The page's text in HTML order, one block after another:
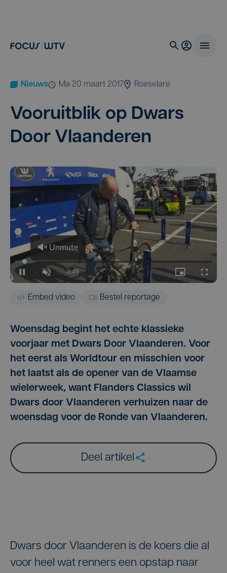
Nieuws ma 20 maart 2017 Roeselare
Voor­uit­blik op Dwars
Door Vlaanderen
Embed video Bestel reportage
Woensdag begint het echte klassieke
voorjaar met Dwars Door Vlaanderen. Voor
het eerst als Worldtour en misschien voor
het laatst als de opener van de Vlaamse
wielerweek, want Flanders Classics wil
Dwars door Vlaanderen verhuizen naar de
woensdag voor de Ronde van Vlaanderen.
Deel artikel
Dwars door Vlaanderen is de koers die al
voor heel wat renners een opstap naar